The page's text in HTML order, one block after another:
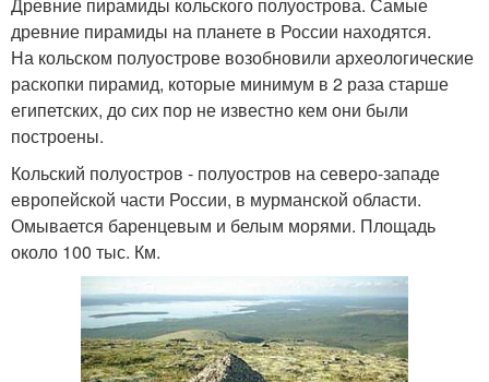
Древние пирамиды кольского полуострова. Самые
древние пирамиды на планете в России находятся.
На кольском полуострове возобновили археологические
раскопки пирамид, которые минимум в 2 раза старше
египетских, до сих пор не известно кем они были
построены.
Кольский полуостров - полуостров на северо-западе
европейской части России, в мурманской области.
Омывается баренцевым и белым морями. Площадь
около 100 тыс. Км.